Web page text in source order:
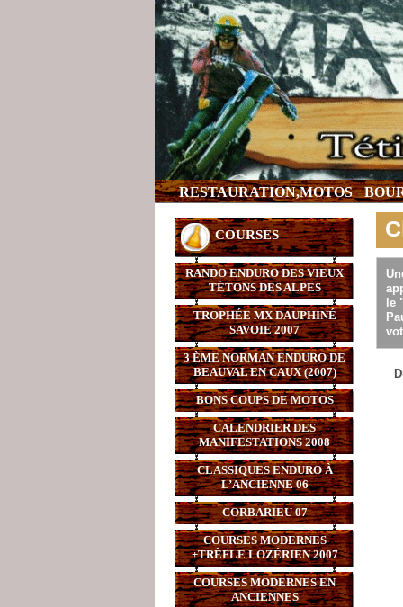
RESTAURATION,MOTOS
COURSES
RANDO ENDURO DES VIEUX
TÉTONS DES ALPES
TROPHÉE MX DAUPHINÉ
SAVOIE 2007
3 ÈME NORMAN ENDURO DE
BEAUVAL EN CAUX (2007)
BONS COUPS DE MOTOS
CALENDRIER DES
MANIFESTATIONS 2008
CLASSIQUES ENDURO À
L’ANCIENNE 06
CORBARIEU 07
COURSES MODERNES
+TRÈFLE LOZÉRIEN 2007
COURSES MODERNES EN
ANCIENNES
le